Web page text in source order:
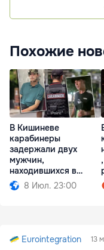
Похожие
В Кишиневе
карабинеры
задержали двух
мужчин,
находившихся в
розыске
8 Июл. 23:00
Eurointegration 13